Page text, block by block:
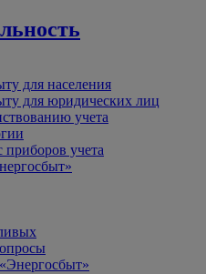
для населения
для юридических лиц
учета
приборов учета